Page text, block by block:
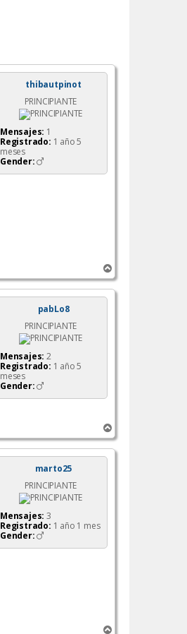
thibautpinot
PRINCIPIANTE
Mensajes: 1
Registrado: 1 año 5
meses
Gender:
r
r
pabLo8
PRINCIPIANTE
Mensajes: 2
Registrado: 1 año 5
meses
Gender:
r
r
marto25
PRINCIPIANTE
Mensajes: 3
Registrado: 1 año 1 mes
Gender: